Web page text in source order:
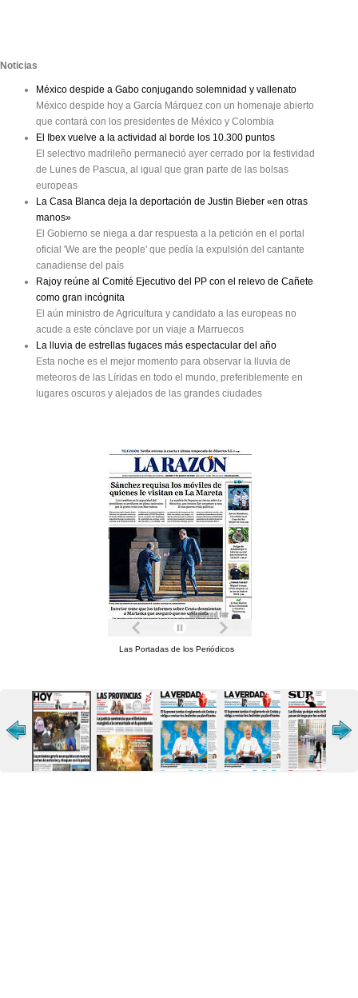
Noticias
México despide a Gabo conjugando solemnidad y vallenato
México despide hoy a García Márquez con un homenaje abierto
que contará con los presidentes de México y Colombia
El Ibex vuelve a la actividad al borde los 10.300 puntos
El selectivo madrileño permaneció ayer cerrado por la festividad
de Lunes de Pascua, al igual que gran parte de las bolsas
europeas
La Casa Blanca deja la deportación de Justin Bieber «en otras
manos»
El Gobierno se niega a dar respuesta a la petición en el portal
oficial 'We are the people' que pedía la expulsión del cantante
canadiense del país
Rajoy reúne al Comité Ejecutivo del PP con el relevo de Cañete
como gran incógnita
El aún ministro de Agricultura y candidato a las europeas no
acude a este cónclave por un viaje a Marruecos
La lluvia de estrellas fugaces más espectacular del año
Esta noche es el mejor momento para observar la lluvia de
meteoros de las Líridas en todo el mundo, preferiblemente en
lugares oscuros y alejados de las grandes ciudades
Las Portadas de los Periódicos